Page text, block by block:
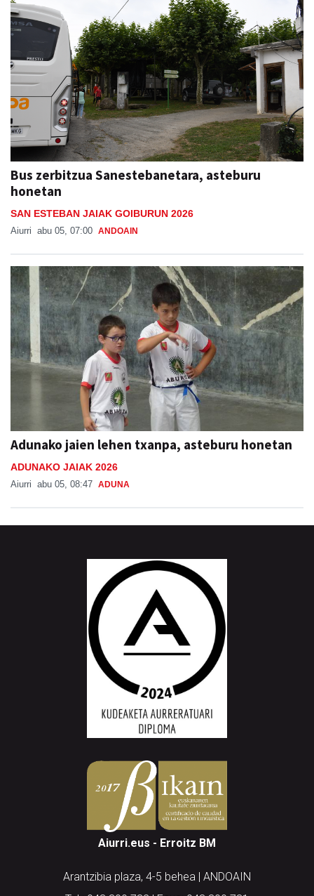
Bus zerbitzua Sanestebanetara, asteburu
honetan
SAN ESTEBAN JAIAK GOIBURUN 2026
Aiurri abu 05, 07:00 ANDOAIN
Adunako jaien lehen txanpa, asteburu honetan
ADUNAKO JAIAK 2026
Aiurri abu 05, 08:47 ADUNA
Aiurri.eus - Erroitz BM
Arantzibia plaza, 4-5 behea | ANDOAIN